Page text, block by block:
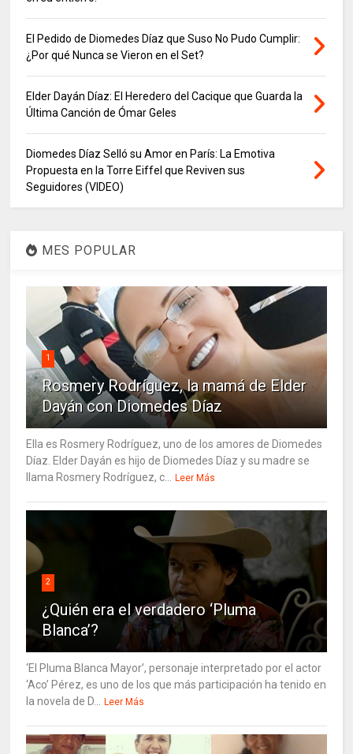
El Pedido de Diomedes Díaz que Suso No Pudo Cumplir:
¿Por qué Nunca se Vieron en el Set?
Elder Dayán Díaz: El Heredero del Cacique que Guarda la
Última Canción de Ómar Geles
Diomedes Díaz Selló su Amor en París: La Emotiva
Propuesta en la Torre Eiffel que Reviven sus
Seguidores (VIDEO)
MES POPULAR
1
Rosmery Rodríguez, la mamá de Elder
Dayán con Diomedes Díaz
Ella es Rosmery Rodríguez, uno de los amores de Diomedes
Díaz. Elder Dayán es hijo de Diomedes Díaz y su madre se
llama Rosmery Rodríguez, c... Leer Más
2
¿Quién era el verdadero ‘Pluma
Blanca’?
‘El Pluma Blanca Mayor’, personaje interpretado por el actor
‘Aco’ Pérez, es uno de los que más participación ha tenido en
la novela de D... Leer Más